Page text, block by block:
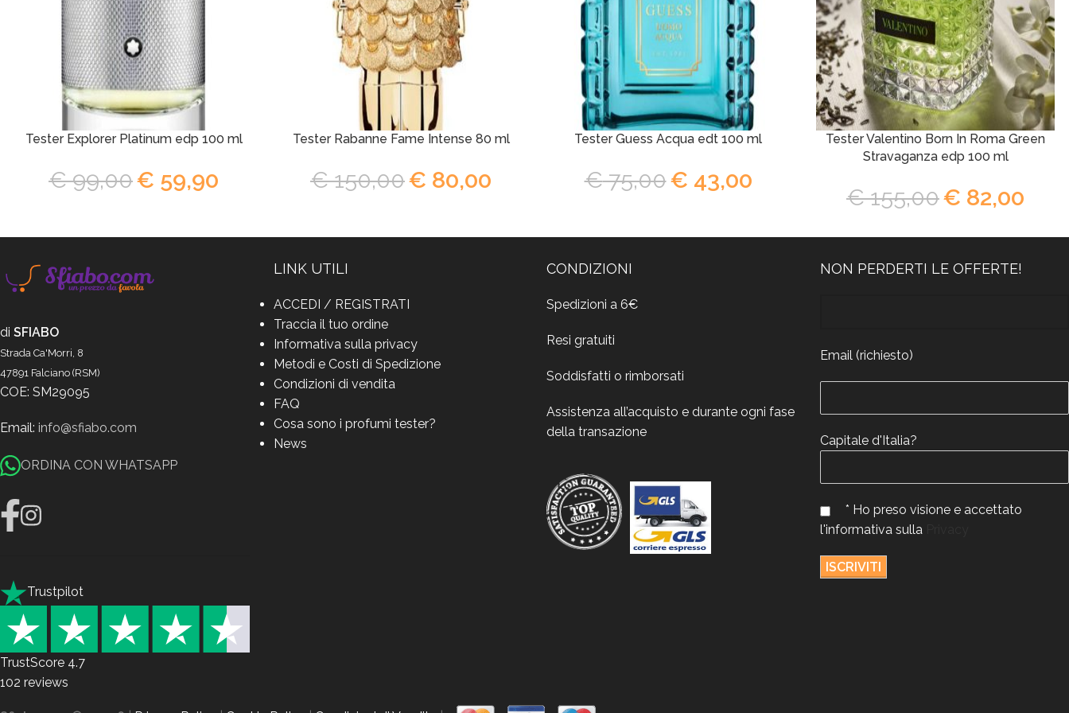
Tester Explorer Platinum edp 100 ml
€99,00€ 59,90
Tester Rabanne Fame Intense 80 ml
€150,00€ 80,00
Tester Guess Acqua edt 100 ml
€75,00€ 43,00
Tester Valentino Born In Roma Green
Stravaganza edp 100 ml
€155,00€ 82,00
di SFIABO
Strada Ca'Morri, 8
47891 Falciano (RSM)
COE: SM29095
Email: info@sfiabo.com
ORDINA CON WHATSAPP
Trustpilot
TrustScore 4.7
102 reviews
LINK UTILI
ACCEDI / REGISTRATI
Traccia il tuo ordine
Informativa sulla privacy
Metodi e Costi di Spedizione
Condizioni di vendita
FAQ
Cosa sono i profumi tester?
News
CONDIZIONI
Spedizioni a 6€
Resi gratuiti
Soddisfatti o rimborsati
Assistenza all’acquisto e durante ogni fase
della transazione
NON PERDERTI LE OFFERTE!
Email (richiesto)
Capitale d'Italia?
* Ho preso visione e accettato
l'informativa sulla